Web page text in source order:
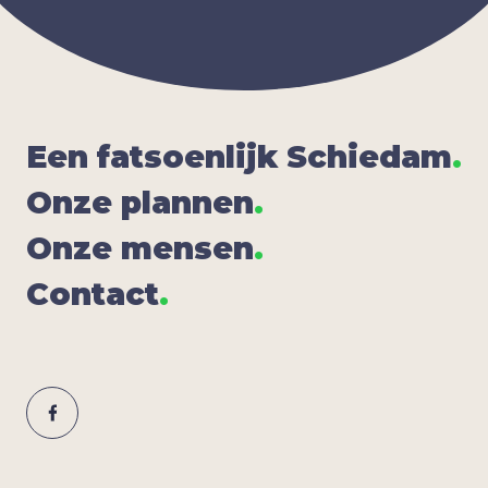
Een fat­soen­lijk Schie­dam.
Onze plan­nen.
Onze men­sen.
Con­tact.